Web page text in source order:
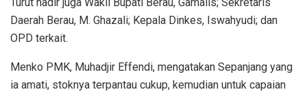
Daerah Berau, M. Ghazali; Kepala Dinkes, Iswahyudi; dan
OPD terkait.
Menko PMK, Muhadjir Effendi, mengatakan Sepanjang yang
ia amati, stoknya terpantau cukup, kemudian untuk capaian